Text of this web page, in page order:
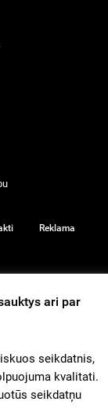
Reklama
ari par
seikdatnis,
kvalitati.
seikdatņu